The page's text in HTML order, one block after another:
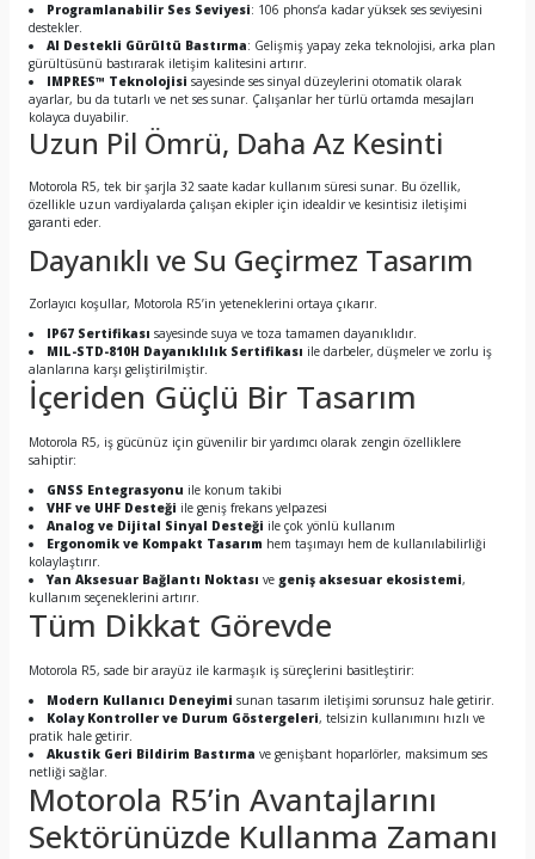
Programlanabilir Ses Seviyesi: 106 phons’a kadar yüksek ses seviyesini
destekler.
AI Destekli Gürültü Bastırma: Gelişmiş yapay zeka teknolojisi, arka plan
gürültüsünü bastırarak iletişim kalitesini artırır.
IMPRES™ Teknolojisi sayesinde ses sinyal düzeylerini otomatik olarak
ayarlar, bu da tutarlı ve net ses sunar. Çalışanlar her türlü ortamda mesajları
kolayca duyabilir.
Uzun Pil Ömrü, Daha Az Kesinti
Motorola R5, tek bir şarjla 32 saate kadar kullanım süresi sunar. Bu özellik,
özellikle uzun vardiyalarda çalışan ekipler için idealdir ve kesintisiz iletişimi
garanti eder.
Dayanıklı ve Su Geçirmez Tasarım
Zorlayıcı koşullar, Motorola R5’in yeteneklerini ortaya çıkarır.
IP67 Sertifikası sayesinde suya ve toza tamamen dayanıklıdır.
MIL-STD-810H Dayanıklılık Sertifikası ile darbeler, düşmeler ve zorlu iş
alanlarına karşı geliştirilmiştir.
İçeriden Güçlü Bir Tasarım
Motorola R5, iş gücünüz için güvenilir bir yardımcı olarak zengin özelliklere
sahiptir:
GNSS Entegrasyonu ile konum takibi
VHF ve UHF Desteği ile geniş frekans yelpazesi
Analog ve Dijital Sinyal Desteği ile çok yönlü kullanım
Ergonomik ve Kompakt Tasarım hem taşımayı hem de kullanılabilirliği
kolaylaştırır.
Yan Aksesuar Bağlantı Noktası ve geniş aksesuar ekosistemi,
kullanım seçeneklerini artırır.
Tüm Dikkat Görevde
Motorola R5, sade bir arayüz ile karmaşık iş süreçlerini basitleştirir:
Modern Kullanıcı Deneyimi sunan tasarım iletişimi sorunsuz hale getirir.
Kolay Kontroller ve Durum Göstergeleri, telsizin kullanımını hızlı ve
pratik hale getirir.
Akustik Geri Bildirim Bastırma ve genişbant hoparlörler, maksimum ses
netliği sağlar.
Motorola R5’in Avantajlarını
Sektörünüzde Kullanma Zamanı